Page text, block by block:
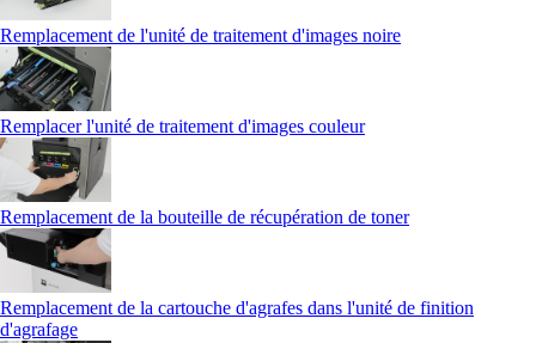
Remplacement de l'unité de traitement d'images noire
Remplacer l'unité de traitement d'images couleur
Remplacement de la bouteille de récupération de toner
Remplacement de la cartouche d'agrafes dans l'unité de finition
d'agrafage